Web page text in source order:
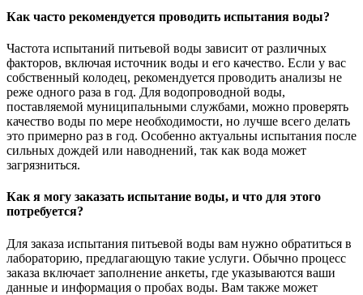
Как часто рекомендуется проводить испытания воды?
Частота испытаний питьевой воды зависит от различных
факторов, включая источник воды и его качество. Если у вас
собственный колодец, рекомендуется проводить анализы не
реже одного раза в год. Для водопроводной воды,
поставляемой муниципальными службами, можно проверять
качество воды по мере необходимости, но лучше всего делать
это примерно раз в год. Особенно актуальны испытания после
сильных дождей или наводнений, так как вода может
загрязниться.
Как я могу заказать испытание воды, и что для этого
потребуется?
Для заказа испытания питьевой воды вам нужно обратиться в
лабораторию, предлагающую такие услуги. Обычно процесс
заказа включает заполнение анкеты, где указываются ваши
данные и информация о пробах воды. Вам также может